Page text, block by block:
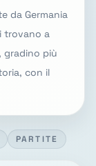
da Germania
trovano a
gradino più
con il
PARTITE